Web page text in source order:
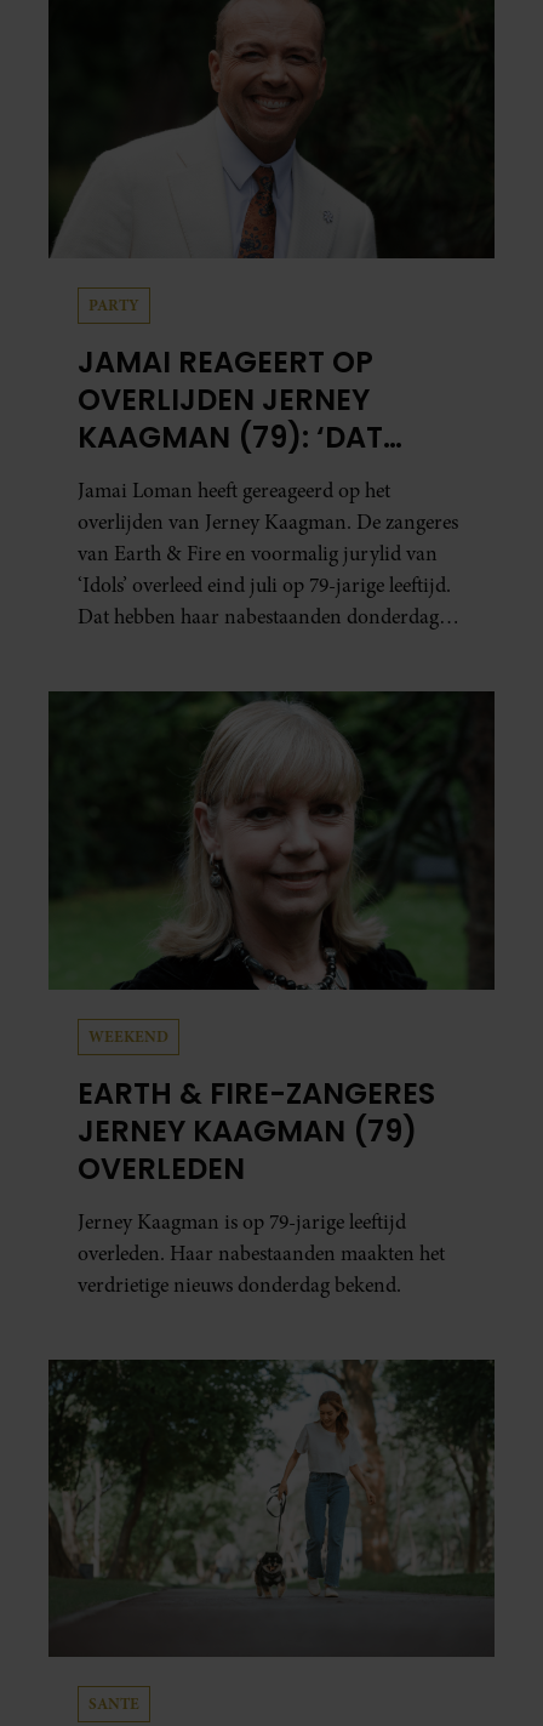
PARTY
JAMAI REAGEERT OP
OVERLIJDEN JERNEY
KAAGMAN (79): ‘DAT
VERTROUWEN ZAL IK
NOOIT VERGETEN’
Jamai Loman heeft gereageerd op het
overlijden van Jerney Kaagman. De zangeres
van Earth & Fire en voormalig jurylid van
‘Idols’ overleed eind juli op 79-jarige leeftijd.
Dat hebben haar nabestaanden donderdag
WEEKEND
EARTH & FIRE-ZANGERES
JERNEY KAAGMAN (79)
OVERLEDEN
Jerney Kaagman is op 79-jarige leeftijd
overleden. Haar nabestaanden maakten het
verdrietige nieuws donderdag bekend.
SANTE